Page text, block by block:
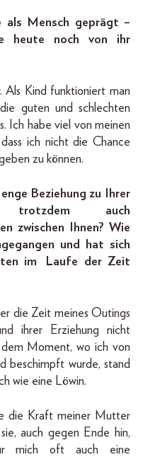
Mensch geprägt –
heute noch von ihr
Als Kind funktioniert man
guten und schlechten
Ich habe viel von meinen
ich nicht die Chance
zu können.
Beziehung zu Ihrer
trotzdem
auch
zwischen Ihnen? Wie
und hat sich
im
Laufe der Zeit
die Zeit meines Outings
ihrer Erziehung nicht
Moment, wo ich von
beschimpft wurde, stand
wie eine Löwin.
die Kraft meiner Mutter
auch gegen Ende hin,
mich oft auch eine